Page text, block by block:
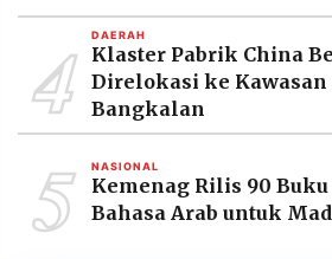
4 DAERAH
Klaster Pabrik China
Direlokasi ke
Bangkalan
5 NASIONAL
Kemenag Rilis 90
Bahasa Arab untuk